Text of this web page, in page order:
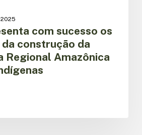
com sucesso os
construção da
Regional Amazônica